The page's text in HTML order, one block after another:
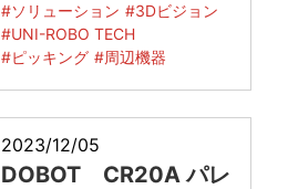
#ソリューション #3Dビジョン
#UNI-ROBO TECH
#ピッキング #周辺機器
2023/12/05
DOBOT CR20A パレ